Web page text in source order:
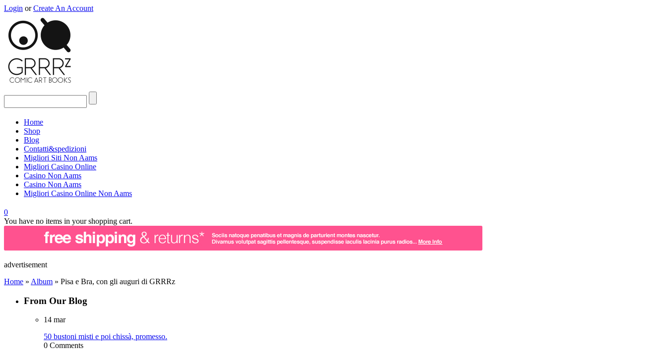
Login or Create An Account
Home
Shop
Blog
Contatti&spedizioni
Migliori Siti Non Aams
Migliori Casino Online
Casino Non Aams
Casino Non Aams
Migliori Casino Online Non Aams
0
You have no items in your shopping cart.
advertisement
Home » Album » Pisa e Bra, con gli auguri di GRRRz
From Our Blog
14 mar
50 bustoni misti e poi chissà, promesso.
0 Comments